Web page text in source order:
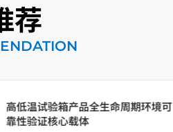
荐
高低温试验箱产品全生命周期环境可
靠性验证核心载体